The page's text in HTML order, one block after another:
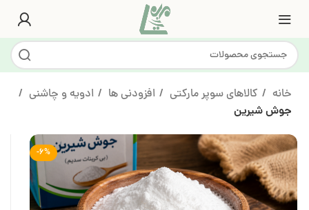
خانه کالاهای سوپر مارکتی افزودنی ها
ادویه و چاشنی
جوش شیرین
-6%